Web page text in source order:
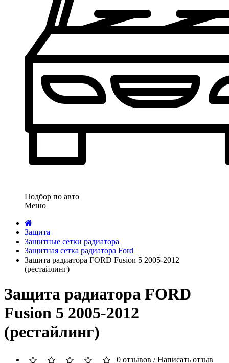
Подбор по авто
Меню
Защита
Защитные сетки радиатора
Защитная сетка радиатора Ford
Защита радиатора FORD Fusion 5 2005-2012
(рестайлинг)
Защита радиатора FORD
Fusion 5 2005-2012
(рестайлинг)
0 отзывов /Написать отзыв